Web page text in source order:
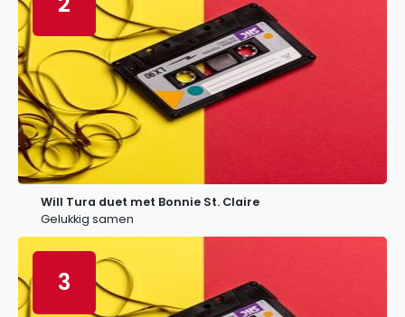
Will Tura duet met Bonnie St. Claire
Gelukkig samen
3